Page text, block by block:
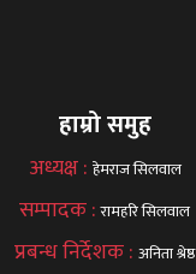
हाम्रो समुह
अध्यक्ष : हेमराज सिलवाल
सम्पादक :रामहरि सिलवाल
प्रबन्ध निर्देशक : अनिता श्रेष्ठ